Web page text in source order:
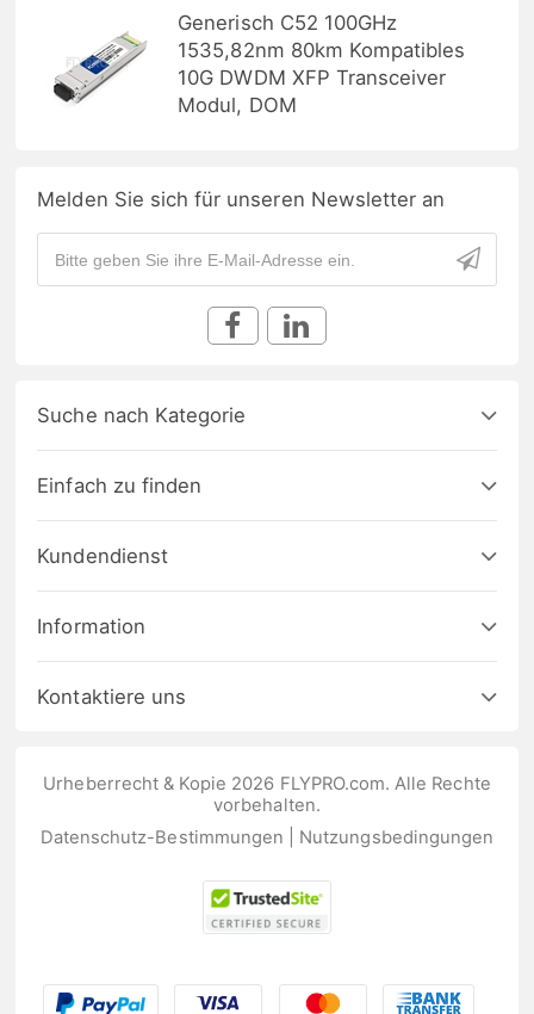
Generisch C52 100GHz
1535,82nm 80km Kompatibles
10G DWDM XFP Transceiver
Modul, DOM
Melden Sie sich für unseren Newsletter an
Suche nach Kategorie
Einfach zu finden
Kundendienst
Information
Kontaktiere uns
Urheberrecht & Kopie 2026 FLYPRO.com. Alle Rechte
vorbehalten.
Datenschutz-Bestimmungen
Nutzungsbedingungen